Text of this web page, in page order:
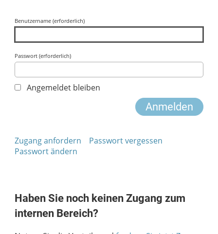
Benutzername (erforderlich)
Passwort (erforderlich)
Angemeldet bleiben
Zugang anfordern
Passwort vergessen
Passwort ändern
Haben Sie noch keinen Zugang zum
internen Bereich?